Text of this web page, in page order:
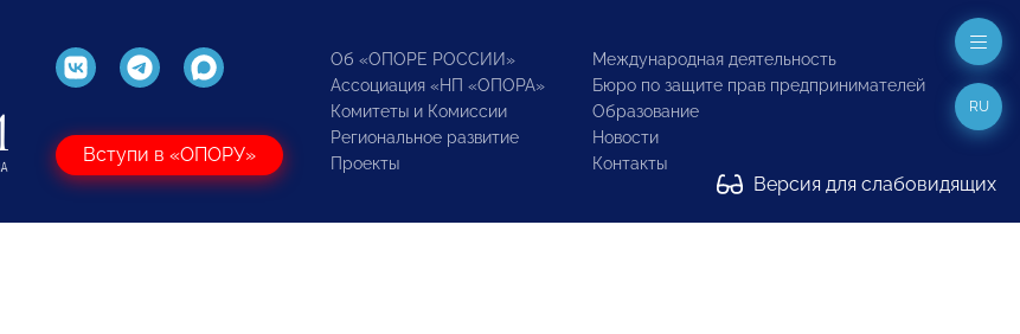
Вступи в «ОПОРУ»
Об «ОПОРЕ РОССИИ»
Ассоциация «НП «ОПОРА»
Комитеты и Комиссии
Региональное развитие
Проекты
Международная деятельность
Бюро по защите прав предпринимателей
Образование
Новости
Контакты
Версия для слабовидящих
RU